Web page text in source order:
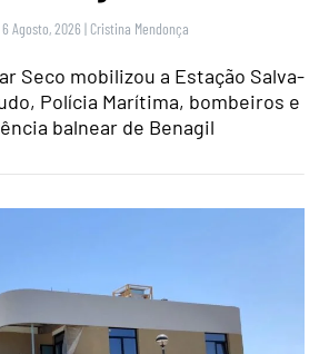
Agosto, 2026 | Cristina Mendonça
Seco mobilizou a Estação Salva-
Polícia Marítima, bombeiros e
balnear de Benagil